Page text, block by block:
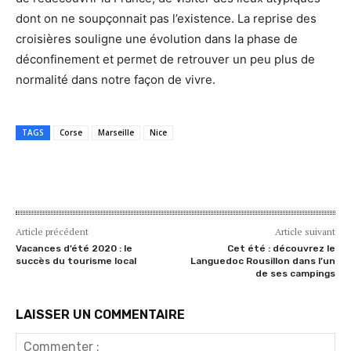
dont on ne soupçonnait pas l’existence. La reprise des
croisières souligne une évolution dans la phase de
déconfinement et permet de retrouver un peu plus de
normalité dans notre façon de vivre.
TAGS Corse Marseille Nice
Article précédent
Vacances d’été 2020 : le
succès du tourisme local
Article suivant
Cet été : découvrez le
Languedoc Rousillon dans l’un
de ses campings
LAISSER UN COMMENTAIRE